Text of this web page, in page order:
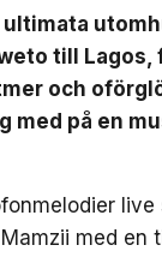
ultimata
till Lagos,
och
med på en
live
med en